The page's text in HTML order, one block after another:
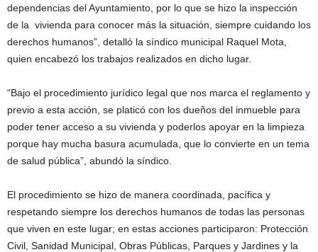
dependencias del Ayuntamiento, por lo que se hizo la inspección
de la vivienda para conocer más la situación, siempre cuidando los
derechos humanos”, detalló la síndico municipal Raquel Mota,
quien encabezó los trabajos realizados en dicho lugar.
“Bajo el procedimiento jurídico legal que nos marca el reglamento y
previo a esta acción, se platicó con los dueños del inmueble para
poder tener acceso a su vivienda y poderlos apoyar en la limpieza
porque hay mucha basura acumulada, que lo convierte en un tema
de salud pública”, abundó la síndico.
El procedimiento se hizo de manera coordinada, pacífica y
respetando siempre los derechos humanos de todas las personas
que viven en este lugar; en estas acciones participaron: Protección
Civil, Sanidad Municipal, Obras Públicas, Parques y Jardines y la